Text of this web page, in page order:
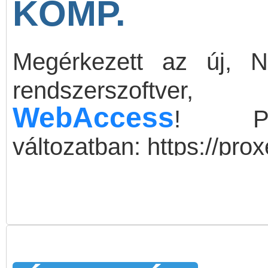
KOMP.
Megérkezett az új,
WebAccess!
változatban: https://
A ProxerX3
olvasóival,